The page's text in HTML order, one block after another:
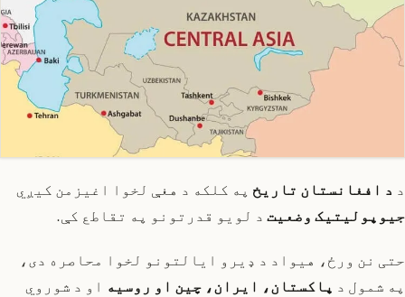
د د افغانستان تاریخ په کلکه د هغې لخوا اغیزمن کیږي
جیوپولیتیک وضعیت د لویو قدرتونو په تقاطع کې.
حتی نن ورځ، هیواد د ډیرو ایالتونو لخوا محاصره دی،
په شمول د پاکستان، ایران، چین او روسیه او د شوروي